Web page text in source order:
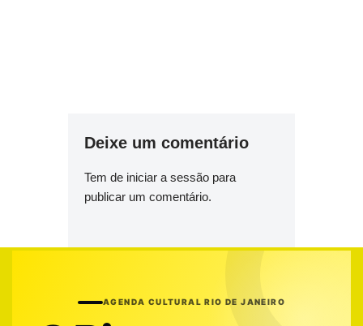
Deixe um comentário
Tem de iniciar a sessão para
publicar um comentário.
AGENDA CULTURAL RIO DE JANEIRO